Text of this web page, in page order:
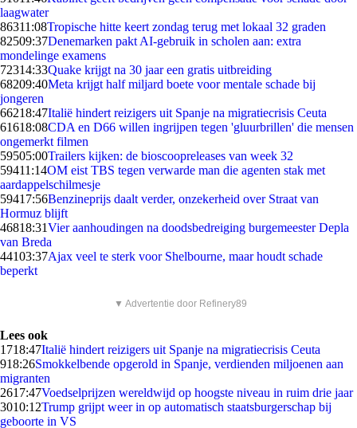
laagwater
86311:08Tropische hitte keert zondag terug met lokaal 32 graden
82509:37Denemarken pakt AI-gebruik in scholen aan: extra
mondelinge examens
72314:33Quake krijgt na 30 jaar een gratis uitbreiding
68209:40Meta krijgt half miljard boete voor mentale schade bij
jongeren
66218:47Italië hindert reizigers uit Spanje na migratiecrisis Ceuta
61618:08CDA en D66 willen ingrijpen tegen 'gluurbrillen' die mensen
ongemerkt filmen
59505:00Trailers kijken: de bioscoopreleases van week 32
59411:14OM eist TBS tegen verwarde man die agenten stak met
aardappelschilmesje
59417:56Benzineprijs daalt verder, onzekerheid over Straat van
Hormuz blijft
46818:31Vier aanhoudingen na doodsbedreiging burgemeester Depla
van Breda
44103:37Ajax veel te sterk voor Shelbourne, maar houdt schade
beperkt
▼ Advertentie door Refinery89
Lees ook
1718:47Italië hindert reizigers uit Spanje na migratiecrisis Ceuta
918:26Smokkelbende opgerold in Spanje, verdienden miljoenen aan
migranten
2617:47Voedselprijzen wereldwijd op hoogste niveau in ruim drie jaar
3010:12Trump grijpt weer in op automatisch staatsburgerschap bij
geboorte in VS